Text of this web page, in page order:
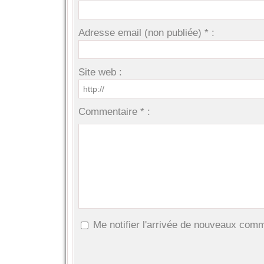
Adresse email (non publiée) * :
Site web :
Commentaire * :
Me notifier l'arrivée de nouveaux